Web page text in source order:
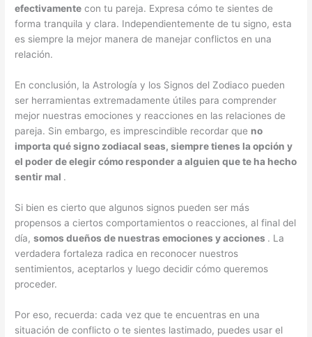
efectivamente con tu pareja. Expresa cómo te sientes de
forma tranquila y clara. Independientemente de tu signo, esta
es siempre la mejor manera de manejar conflictos en una
relación.
En conclusión, la Astrología y los Signos del Zodiaco pueden
ser herramientas extremadamente útiles para comprender
mejor nuestras emociones y reacciones en las relaciones de
pareja. Sin embargo, es imprescindible recordar que no
importa qué signo zodiacal seas, siempre tienes la opción y
el poder de elegir cómo responder a alguien que te ha hecho
sentir mal .
Si bien es cierto que algunos signos pueden ser más
propensos a ciertos comportamientos o reacciones, al final del
día,somos dueños de nuestras emociones y acciones . La
verdadera fortaleza radica en reconocer nuestros
sentimientos, aceptarlos y luego decidir cómo queremos
proceder.
Por eso, recuerda: cada vez que te encuentras en una
situación de conflicto o te sientes lastimado, puedes usar el